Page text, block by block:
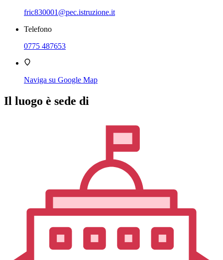
fric830001@pec.istruzione.it
Telefono
0775 487653
Naviga su Google Map
Il luogo è sede di